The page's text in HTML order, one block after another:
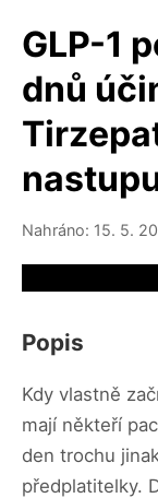
GLP-1
dnů
Nahráno: 15. 5.
Popis
Kdy vlastně
mají někteří
den trochu
předplatitelky.